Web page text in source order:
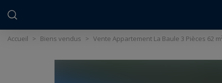
Accueil > Biens vendus > Vente Appartement La Baule 3 Pièces 62